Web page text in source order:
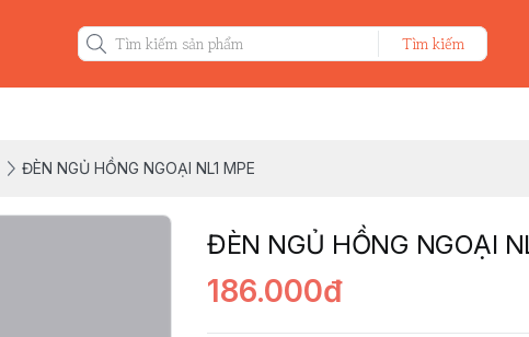
Tìm kiếm
ĐÈN NGỦ HỒNG NGOẠI NL1 MPE
ĐÈN NGỦ HỒNG NGOẠI
186.000đ